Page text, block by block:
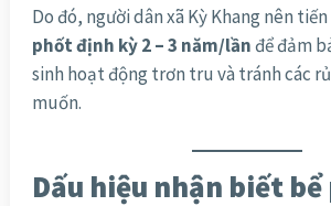
Do đó, người dân xã Kỳ Khang nên
phốt định kỳ 2 – 3 năm/lầnđể đảm
sinh hoạt động trơn tru và tránh các
muốn.
Dấu hiệu nhận biết